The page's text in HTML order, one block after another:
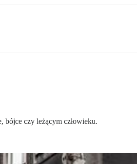
bójce czy leżącym człowieku.